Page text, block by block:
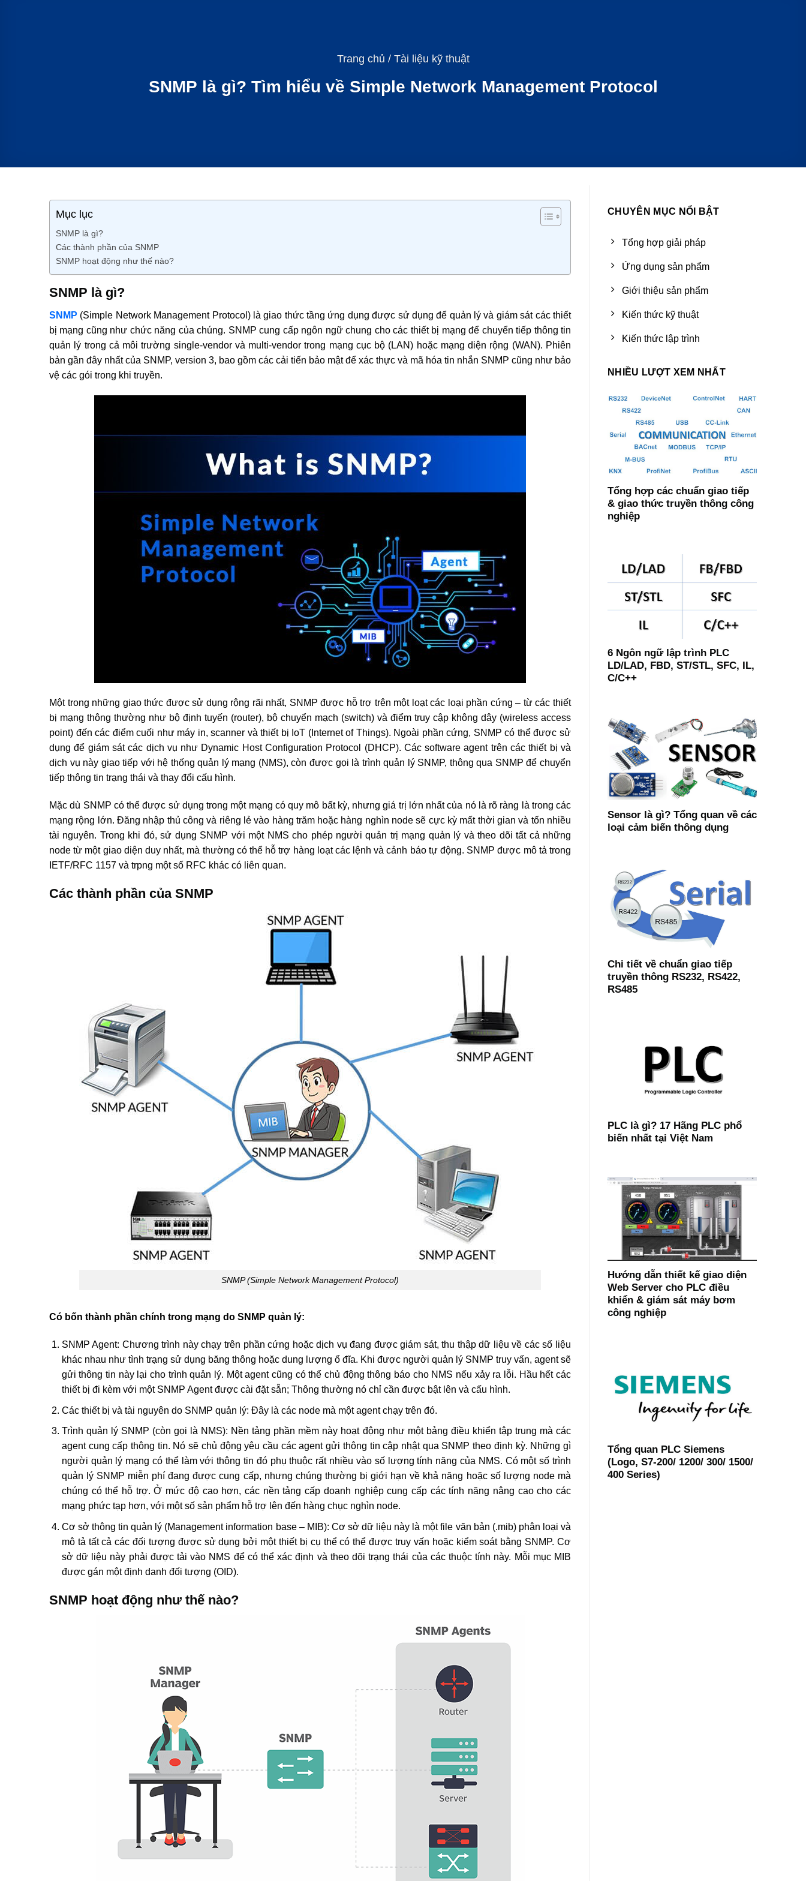
Trang chủ / Tài liệu kỹ thuật
SNMP là gì? Tìm hiểu về Simple Network Management Protocol
Mục lục
SNMP là gì?
Các thành phần của SNMP
SNMP hoạt động như thế nào?
SNMP là gì?
SNMP (Simple Network Management Protocol) là giao thức tầng ứng dụng được sử dụng để quản lý và giám sát các thiết
bị mạng cũng như chức năng của chúng. SNMP cung cấp ngôn ngữ chung cho các thiết bị mạng để chuyển tiếp thông tin
quản lý trong cả môi trường single-vendor và multi-vendor trong mạng cục bộ (LAN) hoặc mạng diện rộng (WAN). Phiên
bản gần đây nhất của SNMP, version 3, bao gồm các cải tiến bảo mật để xác thực và mã hóa tin nhắn SNMP cũng như bảo
vệ các gói trong khi truyền.
Một trong những giao thức được sử dụng rộng rãi nhất, SNMP được hỗ trợ trên một loạt các loại phần cứng – từ các thiết
bị mạng thông thường như bộ định tuyến (router), bộ chuyển mạch (switch) và điểm truy cập không dây (wireless access
point) đến các điểm cuối như máy in, scanner và thiết bị IoT (Internet of Things). Ngoài phần cứng, SNMP có thể được sử
dụng để giám sát các dịch vụ như Dynamic Host Configuration Protocol (DHCP). Các software agent trên các thiết bị và
dịch vụ này giao tiếp với hệ thống quản lý mạng (NMS), còn được gọi là trình quản lý SNMP, thông qua SNMP để chuyển
tiếp thông tin trạng thái và thay đổi cấu hình.
Mặc dù SNMP có thể được sử dụng trong một mạng có quy mô bất kỳ, nhưng giá trị lớn nhất của nó là rõ ràng là trong các
mạng rộng lớn. Đăng nhập thủ công và riêng lẻ vào hàng trăm hoặc hàng nghìn node sẽ cực kỳ mất thời gian và tốn nhiều
tài nguyên. Trong khi đó, sử dụng SNMP với một NMS cho phép người quản trị mạng quản lý và theo dõi tất cả những
node từ một giao diện duy nhất, mà thường có thể hỗ trợ hàng loạt các lệnh và cảnh báo tự động. SNMP được mô tả trong
IETF/RFC 1157 và trpng một số RFC khác có liên quan.
Các thành phần của SNMP
SNMP (Simple Network Management Protocol)
Có bốn thành phần chính trong mạng do SNMP quản lý:
SNMP Agent: Chương trình này chạy trên phần cứng hoặc dịch vụ đang được giám sát, thu thập dữ liệu về các số liệu
khác nhau như tình trạng sử dụng băng thông hoặc dung lượng ổ đĩa. Khi được người quản lý SNMP truy vấn, agent sẽ
gửi thông tin này lại cho trình quản lý. Một agent cũng có thể chủ động thông báo cho NMS nếu xảy ra lỗi. Hầu hết các
thiết bị đi kèm với một SNMP Agent được cài đặt sẵn; Thông thường nó chỉ cần được bật lên và cấu hình.
Các thiết bị và tài nguyên do SNMP quản lý: Đây là các node mà một agent chạy trên đó.
Trình quản lý SNMP (còn gọi là NMS): Nền tảng phần mềm này hoạt động như một bảng điều khiển tập trung mà các
agent cung cấp thông tin. Nó sẽ chủ động yêu cầu các agent gửi thông tin cập nhật qua SNMP theo định kỳ. Những gì
người quản lý mạng có thể làm với thông tin đó phụ thuộc rất nhiều vào số lượng tính năng của NMS. Có một số trình
quản lý SNMP miễn phí đang được cung cấp, nhưng chúng thường bị giới hạn về khả năng hoặc số lượng node mà
chúng có thể hỗ trợ. Ở mức độ cao hơn, các nền tảng cấp doanh nghiệp cung cấp các tính năng nâng cao cho các
mạng phức tạp hơn, với một số sản phẩm hỗ trợ lên đến hàng chục nghìn node.
Cơ sở thông tin quản lý (Management information base – MIB): Cơ sở dữ liệu này là một file văn bản (.mib) phân loại và
mô tả tất cả các đối tượng được sử dụng bởi một thiết bị cụ thể có thể được truy vấn hoặc kiểm soát bằng SNMP. Cơ
sở dữ liệu này phải được tải vào NMS để có thể xác định và theo dõi trạng thái của các thuộc tính này. Mỗi mục MIB
được gán một định danh đối tượng (OID).
SNMP hoạt động như thế nào?
CHUYÊN MỤC NỔI BẬT
Tổng hợp giải pháp
Ứng dụng sản phẩm
Giới thiệu sản phẩm
Kiến thức kỹ thuật
Kiến thức lập trình
NHIỀU LƯỢT XEM NHẤT
Tổng hợp các chuẩn giao tiếp
& giao thức truyền thông công
nghiệp
6 Ngôn ngữ lập trình PLC
LD/LAD, FBD, ST/STL, SFC, IL,
C/C++
Sensor là gì? Tổng quan về các
loại cảm biến thông dụng
Chi tiết về chuẩn giao tiếp
truyền thông RS232, RS422,
RS485
PLC là gì? 17 Hãng PLC phổ
biến nhất tại Việt Nam
Hướng dẫn thiết kế giao diện
Web Server cho PLC điều
khiển & giám sát máy bơm
công nghiệp
Tổng quan PLC Siemens
(Logo, S7-200/ 1200/ 300/ 1500/
400 Series)